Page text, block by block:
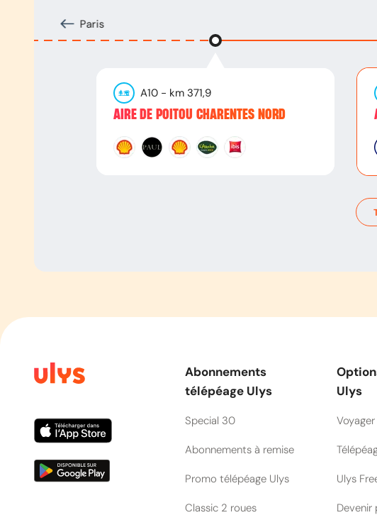
Paris
A10 - km 371,9
AIRE DE POITOU CHARENTES NORD
Abonnements
télépéage Ulys
Special 30
Abonnements à remise
Promo télépéage Ulys
Classic 2 roues
Ulys
Ulys
Devenir